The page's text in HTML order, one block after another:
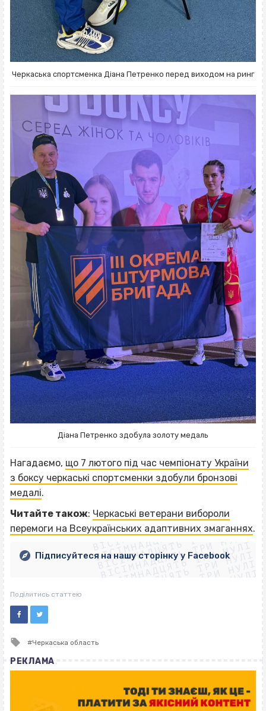
Черкаська спортсменка Діана Петренко перед виходом на ринг
Діана Петренко здобула золоту медаль
Нагадаємо, що 7 лютого під час чемпіонату України
з боксу черкаські спортсменки здобули бронзові
медалі.
Читайте також: Черкаські ветерани вибороли
перемоги на Всеукраїнських адаптивних змаганнях.
ВІСІМНАДЦЯТЬ ТРИ НУЛІ
ВІСІМНАДЦЯТЬ ТРИ НУЛІ
ВІСІМНАДЦЯТЬ ТРИ НУЛІ
ВІСІМНАДЦЯТЬ ТРИ НУЛІ
ВІСІМНАДЦЯТЬ ТРИ НУЛІ
ВІСІМНАДЦЯТЬ ТРИ НУЛІ
ВІСІМНАДЦЯТЬ ТРИ НУЛІ
ВІСІМНАДЦЯТЬ ТРИ НУЛІ
Підписуйтеся на нашу сторінку у Facebook
Поділитись статтею
Tagged
Черкаська область
РЕКЛАМА